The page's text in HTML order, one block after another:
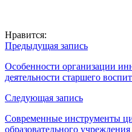
Нравится:
Навигация
по
записям
Предыдущая запись
Особенности организации
деятельности старшего
Следующая запись
Современные инструменты
образовательного учреждения